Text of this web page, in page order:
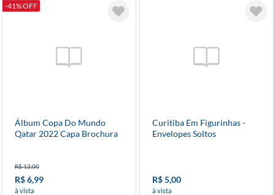
-41% OFF
Álbum Copa Do Mundo
Qatar 2022 Capa Brochura
R$ 12,00
R$ 6,99
à vista
Curitiba Em Figurinhas -
Envelopes Soltos
R$ 5,00
à vista